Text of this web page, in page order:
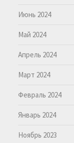
Июнь 2024
Май 2024
Апрель 2024
Март 2024
Февраль 2024
Январь 2024
Ноябрь 2023